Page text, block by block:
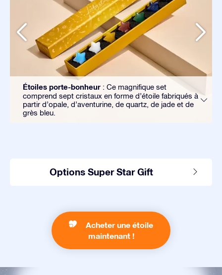
Étoiles porte-bonheur : Ce magnifique set
comprend sept cristaux en forme d’étoile fabriqués à
partir d’opale, d’aventurine, de quartz, de jade et de
grès bleu.
Options Super Star Gift
Acheter une étoile
maintenant !